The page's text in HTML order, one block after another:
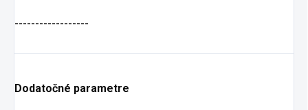
------------------
Dodatočné parametre